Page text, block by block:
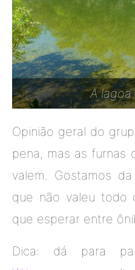
A
Opinião geral do
pena, mas as furnas
valem. Gostamos
que não valeu todo
que esperar entre
Dica: dá para